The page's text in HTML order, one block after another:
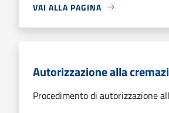
VAI ALLA PAGINA
Autorizzazione alla
Procedimento di autorizzazione